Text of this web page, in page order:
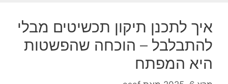
איך לתכנן תיקון תכשיטים מבלי
להתבלבל – הוכחה שהפשטות
היא המפתח